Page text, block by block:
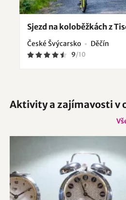
Sjezd na koloběžkách z
České Švýcarsko Děčín
9/10
Aktivity a zajímavosti v